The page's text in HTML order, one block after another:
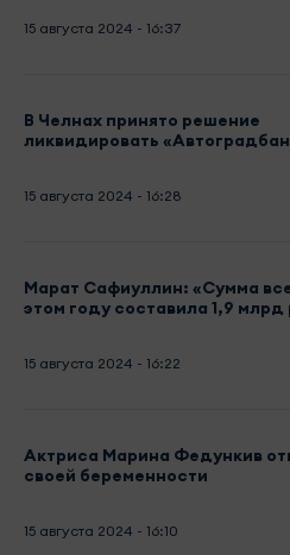
15 августа 2024 - 16:37
В Челнах принято решение
ликвидировать
15 августа 2024 - 16:28
Марат Сафиуллин: «Сумма
этом году составила 1,9 млрд
15 августа 2024 - 16:22
Актриса Марина Федункив
своей беременности
15 августа 2024 - 16:10